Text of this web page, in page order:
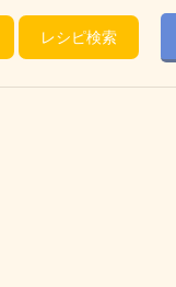
レシピ検索